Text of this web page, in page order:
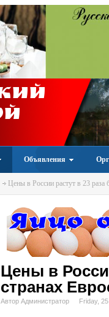
Объявления
Цены в России растут в 23
Цены в
странах
Автор Администратор Friday,